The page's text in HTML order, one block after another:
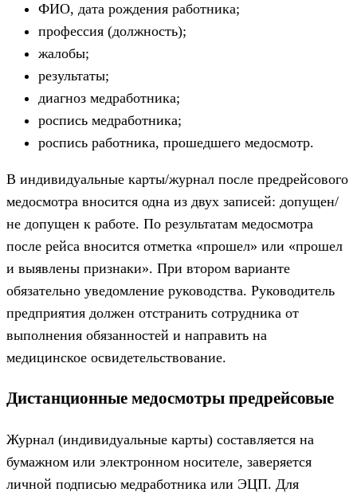
ФИО, дата рождения работника;
профессия (должность);
жалобы;
результаты;
диагноз медработника;
роспись медработника;
роспись работника, прошедшего медосмотр.
В индивидуальные карты/журнал после предрейсового
медосмотра вносится одна из двух записей: допущен/
не допущен к работе. По результатам медосмотра
после рейса вносится отметка «прошел» или «прошел
и выявлены признаки». При втором варианте
обязательно уведомление руководства. Руководитель
предприятия должен отстранить сотрудника от
выполнения обязанностей и направить на
медицинское освидетельствование.
Дистанционные медосмотры предрейсовые
Журнал (индивидуальные карты) составляется на
бумажном или электронном носителе, заверяется
личной подписью медработника или ЭЦП. Для